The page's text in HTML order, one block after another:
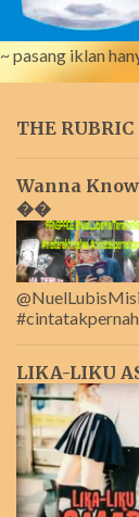
~ pasang iklan
THE RUBRIC
Wanna
��
LIKA-LIKU